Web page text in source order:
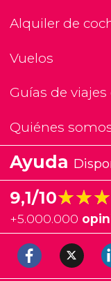
Alquiler de
Vuelos
Guías de
Quiénes
Ayuda
9,1/10
+5.000.000